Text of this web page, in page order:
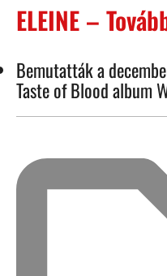
ELEINE –
Bemutatták a
Taste of Blood album